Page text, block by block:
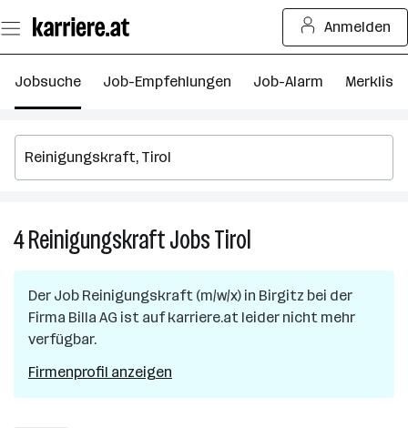
Seiteninhalt
springen
Anmelden
Jobsuche Job-Empfehlungen Job-Alarm Merkliste
4ReinigungskraftJobsTirol
in
Tirol
Der Job Reinigungskraft (m/w/x) in Birgitz bei der
Firma Billa AG ist auf karriere.at leider nicht mehr
verfügbar.
Firmenprofil anzeigen